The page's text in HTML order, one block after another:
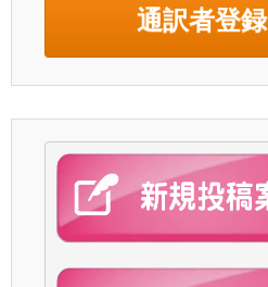
通訳者登録